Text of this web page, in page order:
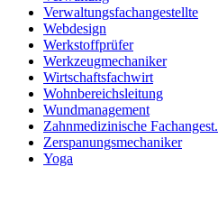
Verwaltungsfachangestellte
Webdesign
Werkstoffprüfer
Werkzeugmechaniker
Wirtschaftsfachwirt
Wohnbereichsleitung
Wundmanagement
Zahnmedizinische Fachangest.
Zerspanungsmechaniker
Yoga